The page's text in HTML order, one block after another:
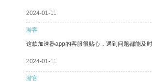
2024-01-11
游客
这款加速器app的客服很贴心，遇到问题都能及
2024-01-11
游客